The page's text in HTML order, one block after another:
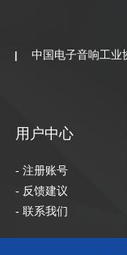
中国电子音响工业
用户中心
- 注册账号
- 反馈建议
- 联系我们